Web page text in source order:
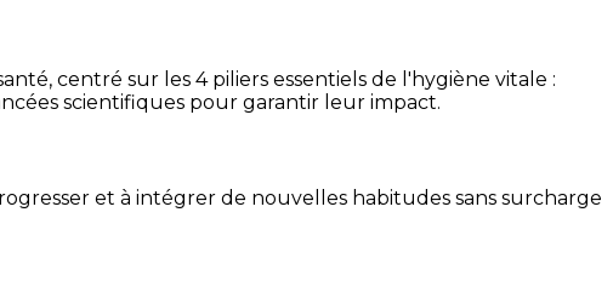
centré sur les 4 piliers essentiels de l'hygiène vitale :
scientifiques pour garantir leur impact.
et à intégrer de nouvelles habitudes sans surcharge